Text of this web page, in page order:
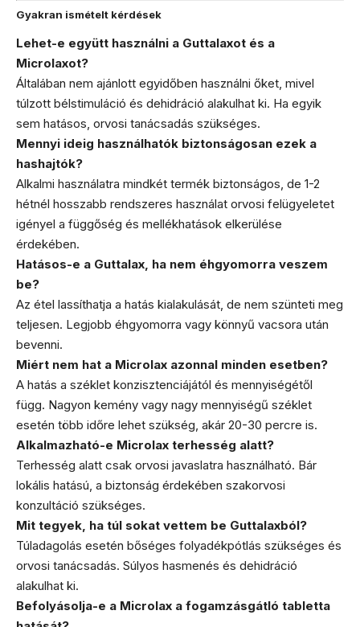
Gyakran ismételt kérdések
Lehet-e együtt használni a Guttalaxot és a
Microlaxot?
Általában nem ajánlott egyidőben használni őket, mivel
túlzott bélstimuláció és dehidráció alakulhat ki. Ha egyik
sem hatásos, orvosi tanácsadás szükséges.
Mennyi ideig használhatók biztonságosan ezek a
hashajtók?
Alkalmi használatra mindkét termék biztonságos, de 1-2
hétnél hosszabb rendszeres használat orvosi felügyeletet
igényel a függőség és mellékhatások elkerülése
érdekében.
Hatásos-e a Guttalax, ha nem éhgyomorra veszem
be?
Az étel lassíthatja a hatás kialakulását, de nem szünteti meg
teljesen. Legjobb éhgyomorra vagy könnyű vacsora után
bevenni.
Miért nem hat a Microlax azonnal minden esetben?
A hatás a széklet konzisztenciájától és mennyiségétől
függ. Nagyon kemény vagy nagy mennyiségű széklet
esetén több időre lehet szükség, akár 20-30 percre is.
Alkalmazható-e Microlax terhesség alatt?
Terhesség alatt csak orvosi javaslatra használható. Bár
lokális hatású, a biztonság érdekében szakorvosi
konzultáció szükséges.
Mit tegyek, ha túl sokat vettem be Guttalaxból?
Túladagolás esetén bőséges folyadékpótlás szükséges és
orvosi tanácsadás. Súlyos hasmenés és dehidráció
alakulhat ki.
Befolyásolja-e a Microlax a fogamzásgátló tabletta